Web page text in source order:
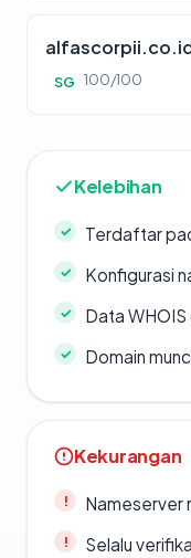
SG 100/100
Kelebihan
Terdaftar
Konfigurasi
Data
Domain
Kekurangan
Nameserver
Selalu